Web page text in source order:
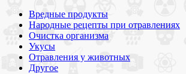
Вредные продукты
Народные рецепты при отравлениях
Очистка организма
Укусы
Отравления у животных
Другое